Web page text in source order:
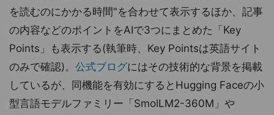
を読むのにかかる時間"を合わせて表示するほか、記事
の内容などのポイントをAIで3つにまとめた「Key
Points」も表示する(執筆時、Key Pointsは英語サイト
のみで確認)。 公式ブログにはその技術的な背景を掲載
しているが、同機能を有効にするとHugging Faceの小
型言語モデルファミリー「SmolLM2-360M」や